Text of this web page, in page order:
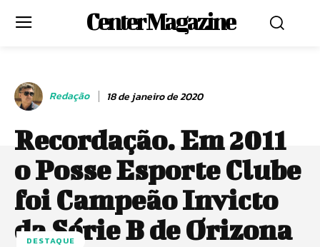
Center Magazine
Redação 18 de janeiro de 2020
Recordação. Em 2011
o Posse Esporte Clube
foi Campeão Invicto
da Série B de Orizona
DESTAQUE